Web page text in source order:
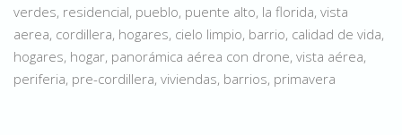
verdes, residencial, pueblo, puente alto, la florida, vista
aerea, cordillera, hogares, cielo limpio, barrio, calidad de vida,
hogares, hogar, panorámica aérea con drone, vista aérea,
periferia, pre-cordillera, viviendas, barrios, primavera